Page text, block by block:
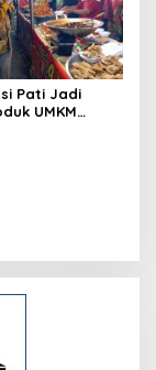
Pati Jadi
UMKM